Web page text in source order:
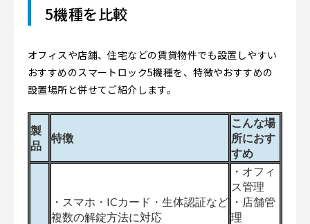
5機種を比較
オフィスや店舗、住宅などの賃貸物件でも設置しやすい
おすすめのスマートロック5機種を、特徴やおすすめの
設置場所と併せてご紹介します。
製
品
特徴
こんな場
所におす
すめ
・スマホ・ICカード・生体認証など
複数の解錠方法に対応
・オフィ
ス管理
・店舗管
理